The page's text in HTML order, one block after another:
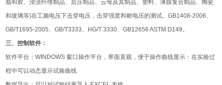
脂和胶、浸渍纤维制品、层压制品、云母及其制品、塑料、薄膜复合制品、陶瓷
和玻璃等)在工频电压下击穿电压，击穿强度和耐电压的测试。GB1408-2006、
GB/T1695-2005、GB/T3333、HG/T 3330、GB12656 ASTM D149。
三、控制软件：
软件平台：WINDOWS 窗口操作平台，界面直观，便于操作曲线显示：在实验过
程中可以动态显示试验曲线